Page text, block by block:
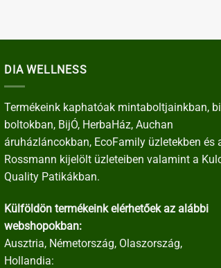
DIA WELLNESS
Termékeink kaphatóak mintaboltjainkban,
boltokban, BijÓ, HerbaHáz, Auchan
áruházláncokban, EcoFamily üzletekben és
Rossmann kijelölt üzleteiben valamint a
Quality Patikákban.
Külföldön termékeink elérhetőek az alábbi
webshopokban:
Ausztria, Németország, Olaszország,
Hollandia: